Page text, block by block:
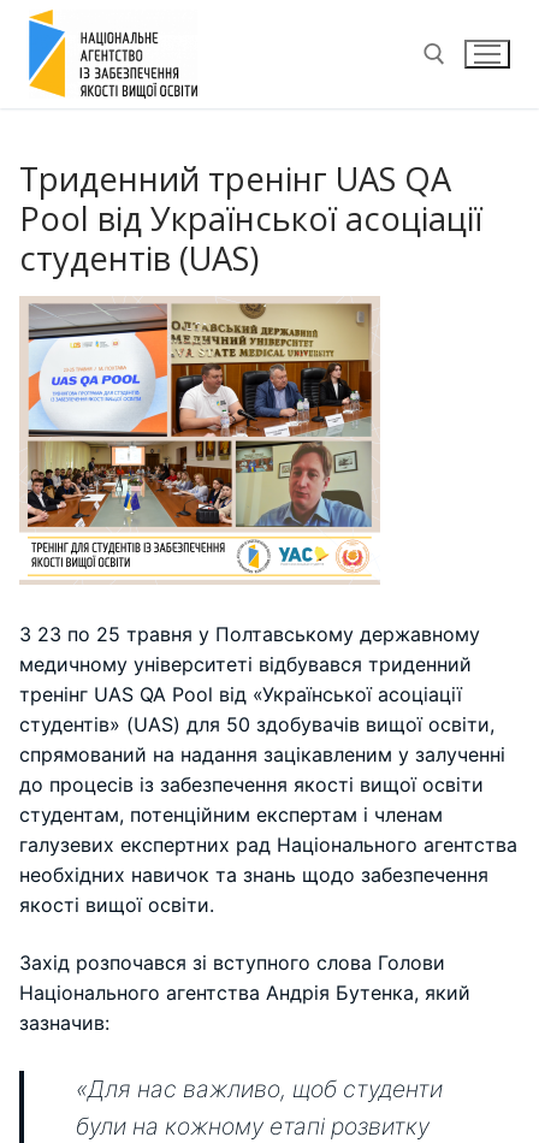
Перейти
вмісту
Триденний тренінг UAS QA
Pool від Української асоціації
студентів (UAS)
З 23 по 25 травня у Полтавському державному
медичному університеті відбувався триденний
тренінг UAS QA Pool від «Української асоціації
студентів» (UAS) для 50 здобувачів вищої освіти,
спрямований на надання зацікавленим у залученні
до процесів із забезпечення якості вищої освіти
студентам, потенційним експертам і членам
галузевих експертних рад Національного агентства
необхідних навичок та знань щодо забезпечення
якості вищої освіти.
Захід розпочався зі вступного слова Голови
Національного агентства Андрія Бутенка, який
зазначив:
«Для нас важливо, щоб студенти
були на кожному етапі розвитку